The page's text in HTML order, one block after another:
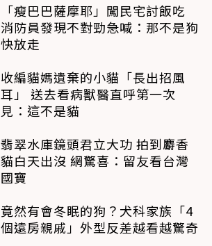
「瘦巴巴薩摩耶」闖民宅討飯吃
消防員發現不對勁急喊：那不是狗
快放走
收編貓媽遺棄的小貓「長出招風
耳」 送去看病獸醫直呼第一次
見：這不是貓
翡翠水庫鏡頭君立大功 拍到麝香
貓白天出沒 網驚喜：留友看台灣
國寶
竟然有會冬眠的狗？犬科家族「4
個遠房親戚」外型反差越看越驚奇